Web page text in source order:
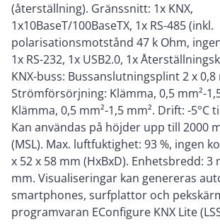
(återställning). Gränssnitt: 1x KNX,
1x10BaseT/100BaseTX, 1x RS-485 (inkl.
polarisationsmotstånd 47 k Ohm,
1x RS-232, 1x USB2.0, 1x
KNX-buss: Bussanslutningsplint 2 x 0,8
Strömförsörjning: Klämma, 0,5 mm²-
Klämma, 0,5 mm²-1,5 mm². Drift: -5°C
Kan användas på höjder upp till 2000
(MSL). Max. luftfuktighet: 93 %, ingen
x 52 x 58 mm (HxBxD). Enhetsbredd: 3
mm. Visualiseringar kan genereras
smartphones, surfplattor och
programvaran EConfigure KNX Lite